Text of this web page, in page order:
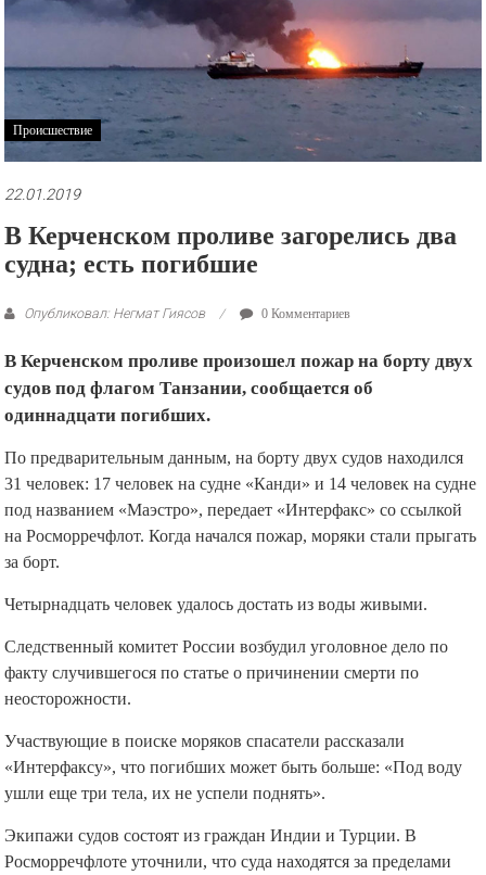
рекламные
и
презентации.
Происшествие
22.01.2019
В Керченском проливе загорелись два
судна; есть погибшие
Опубликовал: Негмат Гиясов 0 Комментариев
В Керченском проливе произошел пожар на борту двух
судов под флагом Танзании, сообщается об
одиннадцати погибших.
По предварительным данным, на борту двух судов находился
31 человек: 17 человек на судне «Канди» и 14 человек на судне
под названием «Маэстро», передает «Интерфакс» со ссылкой
на Росморречфлот. Когда начался пожар, моряки стали прыгать
за борт.
Четырнадцать человек удалось достать из воды живыми.
Следственный комитет России возбудил уголовное дело по
факту случившегося по статье о причинении смерти по
неосторожности.
Участвующие в поиске моряков спасатели рассказали
«Интерфаксу», что погибших может быть больше: «Под воду
ушли еще три тела, их не успели поднять».
Экипажи судов состоят из граждан Индии и Турции. В
Росморречфлоте уточнили, что суда находятся за пределами